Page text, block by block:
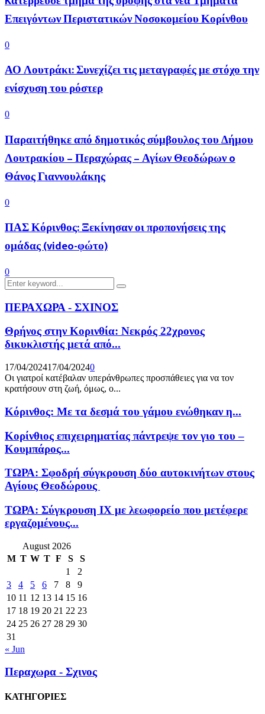
Επειγόντων Περιστατικών Νοσοκομείου Κορίνθου
0
ΑΟ Λουτράκι: Συνεχίζει τις μεταγραφές με στόχο την
ενίσχυση του ρόστερ
0
Παραιτήθηκε από δημοτικός σύμβουλος του Δήμου
Λουτρακίου – Περαχώρας – Αγίων Θεοδώρων o
Θάνος Γιαννουλάκης
0
ΠΑΣ Κόρινθος: Ξεκίνησαν οι προπονήσεις της
ομάδας (video-φώτο)
0
Search
for:
Search
ΠΕΡΑΧΩΡΑ - ΣΧΙΝΟΣ
Θρήνος στην Κορινθία: Νεκρός 22χρονος
δικυκλιστής μετά από...
17/04/202417/04/20240
Οι γιατροί κατέβαλαν υπεράνθρωπες προσπάθειες για να τον
κρατήσουν στη ζωή, όμως, ο...
Κόρινθος: Με τα δεσμά του γάμου ενώθηκαν η...
Κορίνθιος επιχειρηματίας πάντρεψε τον γιο του –
Κουμπάρος...
ΤΩΡΑ: Σφοδρή σύγκρουση δύο αυτοκινήτων στους
Αγίους Θεοδώρους
ΤΩΡΑ: Σύγκρουση ΙΧ με λεωφορείο που μετέφερε
εργαζομένους...
August 2026
M T W T F S
S
1
2
3
4 5 6 7 8
9
10 11 12 13 14 15 16
17 18 19 20 21 22 23
24 25 26 27 28 29 30
31
« Jun
Περαχωρα - Σχινος
ΚΑΤΗΓΟΡΙΕΣ